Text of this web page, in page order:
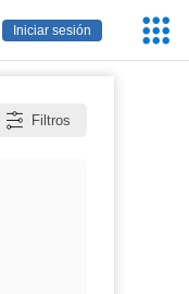
Iniciar sesión
Filtros